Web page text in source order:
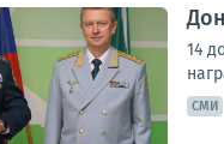
14
СМИ